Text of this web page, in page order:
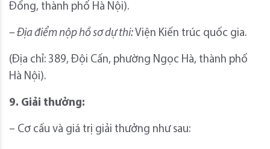
Đổng, thành phố Hà Nội).
– Địa điểm nộp hồ sơ dự thi:Viện Kiến trúc quốc gia.
(Địa chỉ: 389, Đội Cấn, phường Ngọc Hà, thành phố
Hà Nội).
9. Giải thưởng:
– Cơ cấu và giá trị giải thưởng như sau: